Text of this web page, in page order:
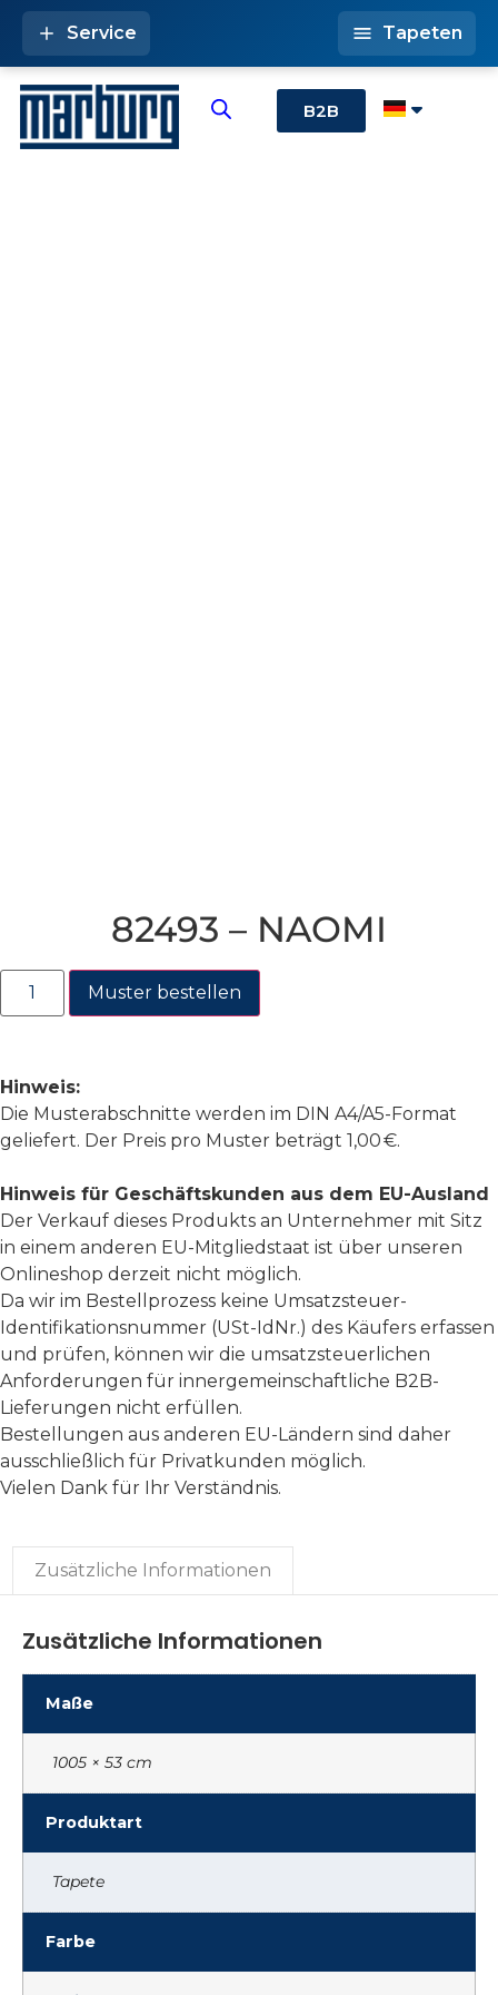
B2B
Service Tapeten
82493 – NAOMI
Muster bestellen
Hinweis:
Die Musterabschnitte werden im DIN A4/A5-Format
geliefert. Der Preis pro Muster beträgt 1,00 €.
Hinweis für Geschäftskunden aus dem EU-Ausland
Der Verkauf dieses Produkts an Unternehmer mit Sitz
in einem anderen EU-Mitgliedstaat ist über unseren
Onlineshop derzeit nicht möglich.
Da wir im Bestellprozess keine Umsatzsteuer-
Identifikationsnummer (USt-IdNr.) des Käufers erfassen
und prüfen, können wir die umsatzsteuerlichen
Anforderungen für innergemeinschaftliche B2B-
Lieferungen nicht erfüllen.
Bestellungen aus anderen EU-Ländern sind daher
ausschließlich für Privatkunden möglich.
Vielen Dank für Ihr Verständnis.
Zusätzliche Informationen
Zusätzliche Informationen
Maße
1005 × 53 cm
Produktart
Tapete
Farbe